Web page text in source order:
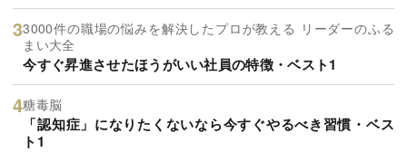
3000件の職場の悩みを解決したプロが教える リーダーのふる
まい大全
今すぐ昇進させたほうがいい社員の特徴・ベスト1
糖毒脳
「認知症」になりたくないなら今すぐやるべき習慣・ベス
ト1